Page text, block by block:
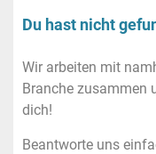
Du hast nicht
Wir arbeiten mit
Branche zusammen
dich!
Beantworte uns